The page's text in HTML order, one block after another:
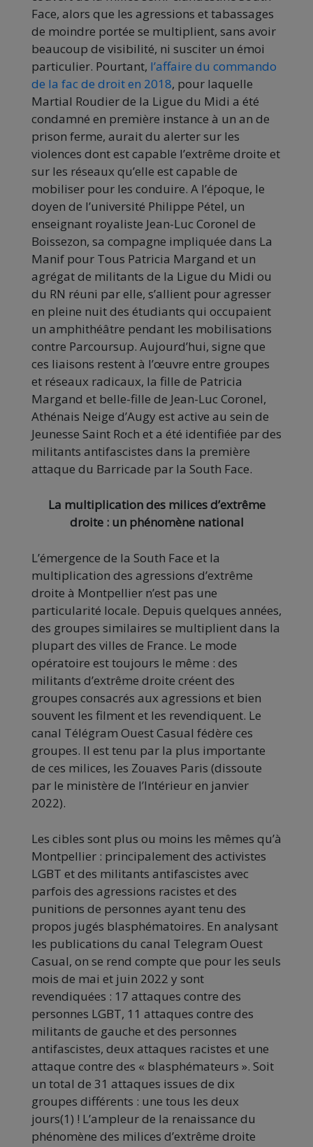
Face, alors que les agressions et tabassages
de moindre portée se multiplient, sans avoir
beaucoup de visibilité, ni susciter un émoi
particulier. Pourtant, l’affaire du commando
de la fac de droit en 2018, pour laquelle
Martial Roudier de la Ligue du Midi a été
condamné en première instance à un an de
prison ferme, aurait du alerter sur les
violences dont est capable l’extrême droite et
sur les réseaux qu’elle est capable de
mobiliser pour les conduire. A l’époque, le
doyen de l’université Philippe Pétel, un
enseignant royaliste Jean-Luc Coronel de
Boissezon, sa compagne impliquée dans La
Manif pour Tous Patricia Margand et un
agrégat de militants de la Ligue du Midi ou
du RN réuni par elle, s’allient pour agresser
en pleine nuit des étudiants qui occupaient
un amphithéâtre pendant les mobilisations
contre Parcoursup. Aujourd’hui, signe que
ces liaisons restent à l’œuvre entre groupes
et réseaux radicaux, la fille de Patricia
Margand et belle-fille de Jean-Luc Coronel,
Athénais Neige d’Augy est active au sein de
Jeunesse Saint Roch et a été identifiée par des
militants antifascistes dans la première
attaque du Barricade par la South Face.
La multiplication des milices d’extrême
droite : un phénomène national
L’émergence de la South Face et la
multiplication des agressions d’extrême
droite à Montpellier n’est pas une
particularité locale. Depuis quelques années,
des groupes similaires se multiplient dans la
plupart des villes de France. Le mode
opératoire est toujours le même : des
militants d’extrême droite créent des
groupes consacrés aux agressions et bien
souvent les filment et les revendiquent. Le
canal Télégram Ouest Casual fédère ces
groupes. Il est tenu par la plus importante
de ces milices, les Zouaves Paris (dissoute
par le ministère de l’Intérieur en janvier
2022).
Les cibles sont plus ou moins les mêmes qu’à
Montpellier : principalement des activistes
LGBT et des militants antifascistes avec
parfois des agressions racistes et des
punitions de personnes ayant tenu des
propos jugés blasphématoires. En analysant
les publications du canal Telegram Ouest
Casual, on se rend compte que pour les seuls
mois de mai et juin 2022 y sont
revendiquées : 17 attaques contre des
personnes LGBT, 11 attaques contre des
militants de gauche et des personnes
antifascistes, deux attaques racistes et une
attaque contre des « blasphémateurs ». Soit
un total de 31 attaques issues de dix
groupes différents : une tous les deux
jours(1) ! L’ampleur de la renaissance du
phénomène des milices d’extrême droite